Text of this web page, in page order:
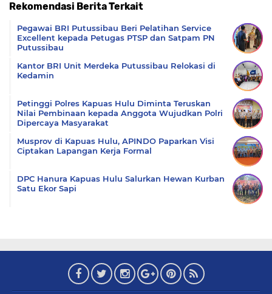
Rekomendasi Berita Terkait
Pegawai BRI Putussibau Beri Pelatihan Service
Excellent kepada Petugas PTSP dan Satpam PN
Putussibau
Kantor BRI Unit Merdeka Putussibau Relokasi di
Kedamin
Petinggi Polres Kapuas Hulu Diminta Teruskan
Nilai Pembinaan kepada Anggota Wujudkan Polri
Dipercaya Masyarakat
Musprov di Kapuas Hulu, APINDO Paparkan Visi
Ciptakan Lapangan Kerja Formal
DPC Hanura Kapuas Hulu Salurkan Hewan Kurban
Satu Ekor Sapi